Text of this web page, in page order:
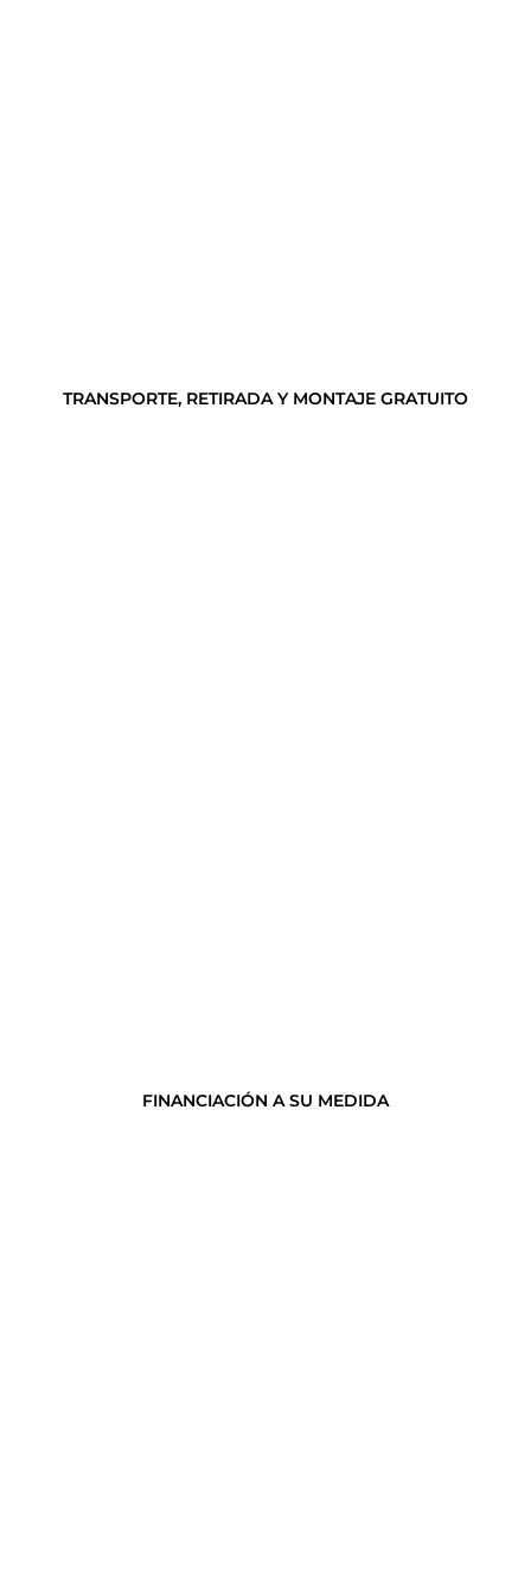
TRANSPORTE, RETIRADA Y MONTAJE GRATUITO
FINANCIACIÓN A SU MEDIDA